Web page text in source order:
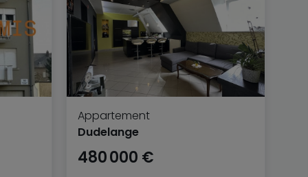
Appartement
Dudelange
480 000 €